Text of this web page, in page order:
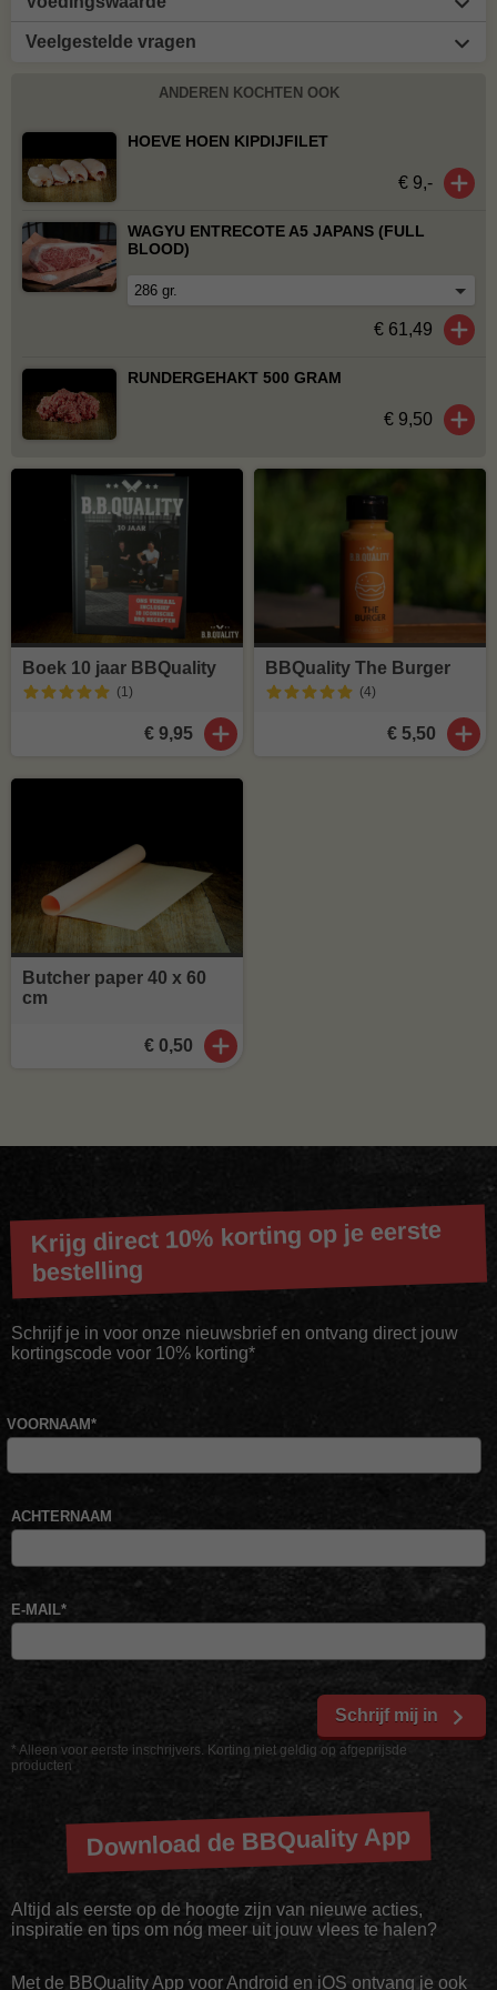
Veelgestelde vragen
ANDEREN KOCHTEN OOK
HOEVE HOEN KIPDIJFILET
€ 9,-
WAGYU ENTRECOTE A5 JAPANS (FULL
BLOOD)
€ 61,49
RUNDERGEHAKT 500 GRAM
€ 9,50
Boek 10 jaar BBQuality
(1)
€ 9,95
BBQuality The Burger
(4)
€ 5,50
Butcher paper 40 x 60
cm
€ 0,50
Krijg direct 10% korting op je eerste
bestelling
Schrijf je in voor onze nieuwsbrief en ontvang direct jouw
kortingscode voor 10% korting*
* Alleen voor eerste inschrijvers. Korting niet geldig op afgeprijsde
producten
VOORNAAM*
ACHTERNAAM
E-MAIL*
Schrijf mij in
Download de BBQuality App
Altijd als eerste op de hoogte zijn van nieuwe acties,
inspiratie en tips om nóg meer uit jouw vlees te halen?
Met de BBQuality App voor Android en iOS ontvang je ook